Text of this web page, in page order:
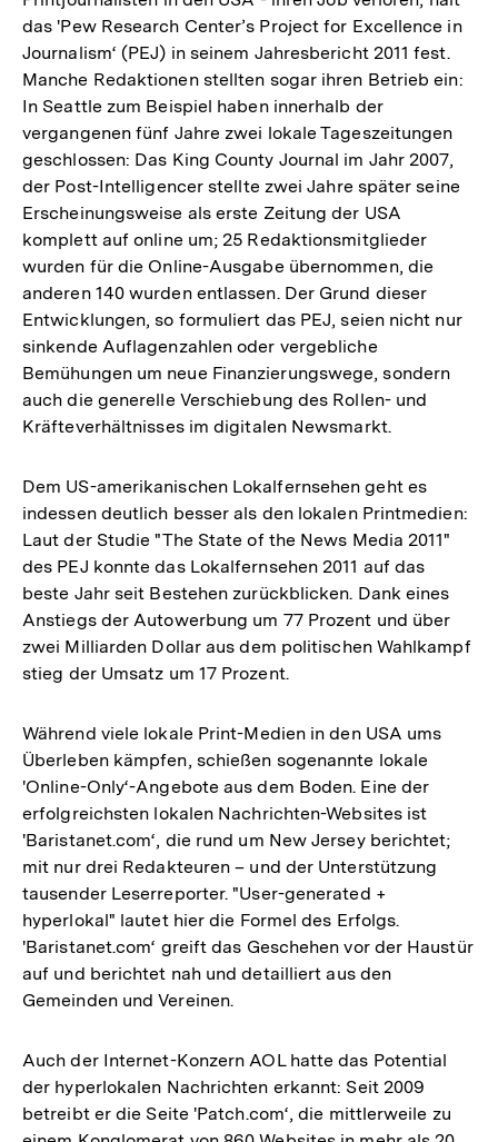
das 'Pew Research Center’s Project for Excellence in
Journalism‘ (PEJ) in seinem Jahresbericht 2011 fest.
Manche Redaktionen stellten sogar ihren Betrieb ein:
In Seattle zum Beispiel haben innerhalb der
vergangenen fünf Jahre zwei lokale Tageszeitungen
geschlossen: Das King County Journal im Jahr 2007,
der Post-Intelligencer stellte zwei Jahre später seine
Erscheinungsweise als erste Zeitung der USA
komplett auf online um; 25 Redaktionsmitglieder
wurden für die Online-Ausgabe übernommen, die
anderen 140 wurden entlassen. Der Grund dieser
Entwicklungen, so formuliert das PEJ, seien nicht nur
sinkende Auflagenzahlen oder vergebliche
Bemühungen um neue Finanzierungswege, sondern
auch die generelle Verschiebung des Rollen- und
Kräfteverhältnisses im digitalen Newsmarkt.
Dem US-amerikanischen Lokalfernsehen geht es
indessen deutlich besser als den lokalen Printmedien:
Laut der Studie "The State of the News Media 2011"
des PEJ konnte das Lokalfernsehen 2011 auf das
beste Jahr seit Bestehen zurückblicken. Dank eines
Anstiegs der Autowerbung um 77 Prozent und über
zwei Milliarden Dollar aus dem politischen Wahlkampf
stieg der Umsatz um 17 Prozent.
Während viele lokale Print-Medien in den USA ums
Überleben kämpfen, schießen sogenannte lokale
'Online-Only‘-Angebote aus dem Boden. Eine der
erfolgreichsten lokalen Nachrichten-Websites ist
'Baristanet.com‘, die rund um New Jersey berichtet;
mit nur drei Redakteuren – und der Unterstützung
tausender Leserreporter. "User-generated +
hyperlokal" lautet hier die Formel des Erfolgs.
'Baristanet.com‘ greift das Geschehen vor der Haustür
auf und berichtet nah und detailliert aus den
Gemeinden und Vereinen.
Auch der Internet-Konzern AOL hatte das Potential
der hyperlokalen Nachrichten erkannt: Seit 2009
betreibt er die Seite 'Patch.com‘, die mittlerweile zu